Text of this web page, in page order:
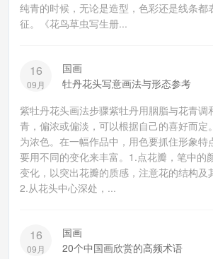
纯青的时候，无论是造型，色彩还是线条都
征。《花鸟草虫写生册...
16
09月
国画
牡丹花头写意画法与形态参考
紫牡丹花头画法步骤紫牡丹用胭脂与花青调
青，偏浓或偏淡，可以根据自己的喜好而定
为浓色。在一幅作品中，用色要抓住形象特
要用不同的变化来丰富。1.点花瓣，笔中的
变化，以突出花瓣的质感，注意花的结构及
2.从花头中心深处，...
16
09月
国画
20个中国画欣赏的高频术语